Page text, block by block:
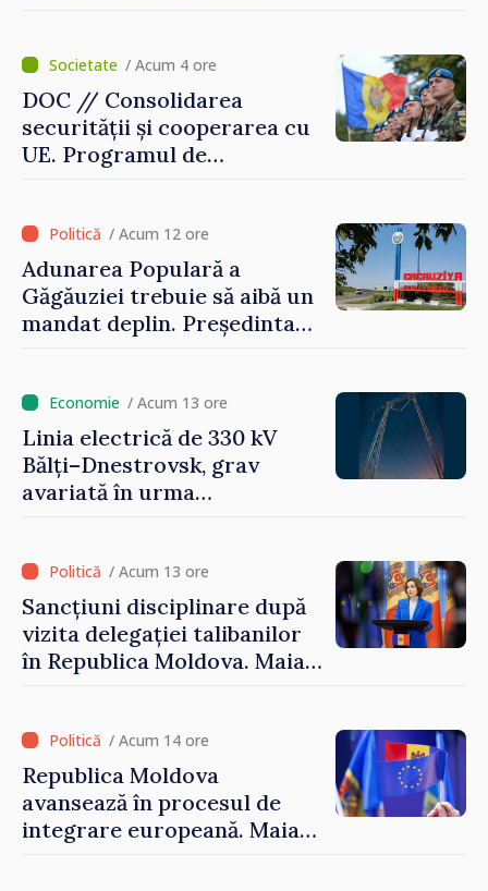
/ Acum 4 ore
DOC // Consolidarea
securității și cooperarea cu
UE. Programul de
perioada 2024–2034,
publicat în Monitorul Oficial
/ Acum 12 ore
Adunarea Populară a
Găgăuziei trebuie să aibă un
mandat deplin. Președinta
/ Acum 13 ore
Linia electrică de 330 kV
Bălți–Dnestrovsk, grav
avariată în urma
/ Acum 13 ore
Sancțiuni disciplinare după
vizita delegației talibanilor
în Republica Moldova. Maia
cunosc politica statului”
/ Acum 14 ore
Republica Moldova
avansează în procesul de
integrare europeană. Maia